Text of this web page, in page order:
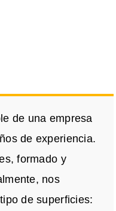
de una empresa
de experiencia.
formado y
nos
de superficies: